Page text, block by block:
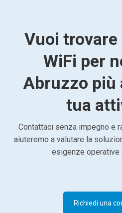
Vuoi trovare
WiFi per
Abruzzo più
tua
Contattaci senza impegno e
aiuteremo a valutare la
esigenze operative
Richiedi una